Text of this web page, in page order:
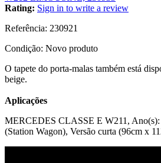
Rating: Sign in to write a review
Referência: 230921
Condição: Novo produto
O tapete do porta-malas também está
beige.
Aplicações
MERCEDES CLASSE E W211,
(Station Wagon), Versão curta (96cm x